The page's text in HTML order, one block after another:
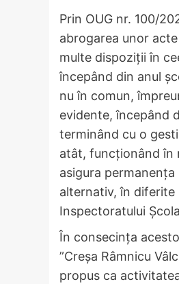
Prin OUG nr. 100/
abrogarea unor
multe dispoziții în
începând din anul
nu în comun,
evidente, începând
terminând cu o
atât, funcționând în
asigura
alternativ, în diferite
Inspectoratului
În consecința
”Creșa Râmnicu
propus ca